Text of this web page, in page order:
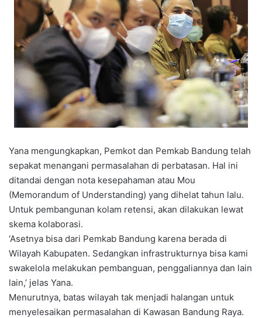
Yana mengungkapkan, Pemkot dan Pemkab Bandung telah
sepakat menangani permasalahan di perbatasan. Hal ini
ditandai dengan nota kesepahaman atau Mou
(Memorandum of Understanding) yang dihelat tahun lalu.
Untuk pembangunan kolam retensi, akan dilakukan lewat
skema kolaborasi.
‘Asetnya bisa dari Pemkab Bandung karena berada di
Wilayah Kabupaten. Sedangkan infrastrukturnya bisa kami
swakelola melakukan pembanguan, penggaliannya dan lain
lain,’ jelas Yana.
Menurutnya, batas wilayah tak menjadi halangan untuk
menyelesaikan permasalahan di Kawasan Bandung Raya.